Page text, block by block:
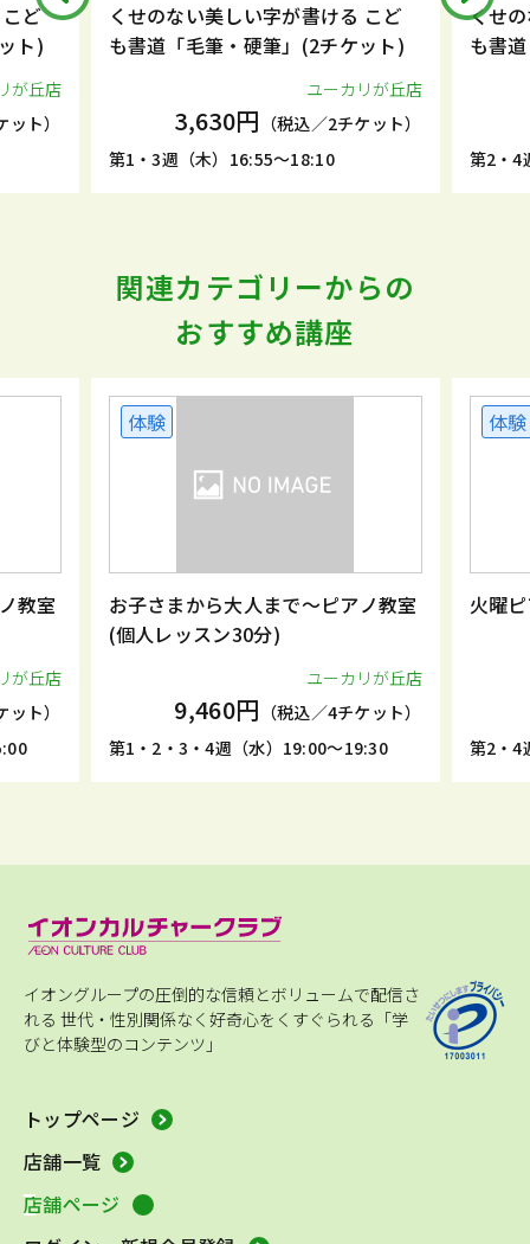
ど
ト)
が丘店
ト）
くせのない美しい字が書ける こど
も書道「毛筆・硬筆」(2チケット)
ユーカリが丘店
3,630円 （税込／2チケット）
第1・3週（木）16:55～18:10
くせ
も書
第2・4
関連カテゴリーからの
おすすめ講座
教室
が丘店
ト）
体験
お子さまから大人まで～ピアノ教室
(個人レッスン30分)
ユーカリが丘店
9,460円 （税込／4チケット）
第1・2・3・4週（水）19:00～19:30
体験
火曜
第2・4
イオングループの圧倒的な信頼とボリュームで配信さ
れる 世代・性別関係なく好奇心をくすぐられる「学
びと体験型のコンテンツ」
トップページ
店舗一覧
店舗ページ